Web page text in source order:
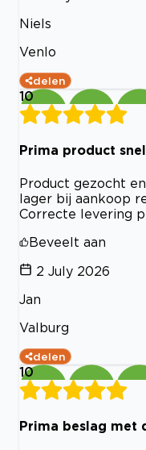
Niels
Venlo
delen
10
Prima product
Product gezocht
lager bij aankoop
Correcte levering
Beveelt aan
2 July 2026
Jan
Valburg
delen
10
Prima beslag met